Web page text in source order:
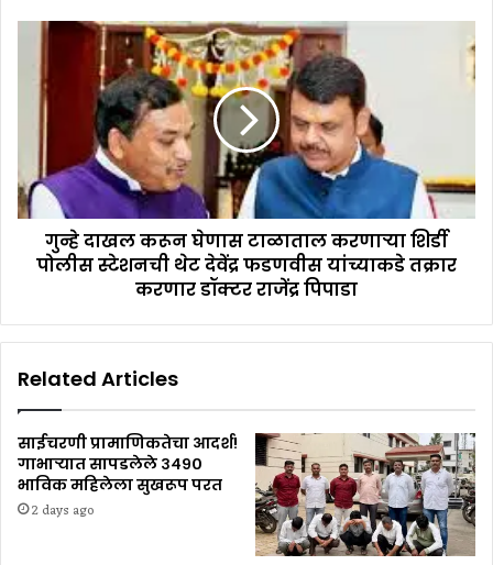
गुन्हे दाखल करून घेणास टाळाताल करणाऱ्या शिर्डी
पोलीस स्टेशनची थेट देवेंद्र फडणवीस यांच्याकडे तक्रार
करणार डॉक्टर राजेंद्र पिपाडा
Related Articles
साईचरणी प्रामाणिकतेचा आदर्श!
गाभाऱ्यात सापडलेले ३४९०
भाविक महिलेला सुखरूप परत
2 days ago